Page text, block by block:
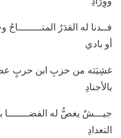
فــدنا له القدَرُ
أو بادي
غشِيَته من حزبِ ابن حربٍ عصبةٌ
بالأجنادِ
جيـــشٌ يغصُّ له
التعدادِ